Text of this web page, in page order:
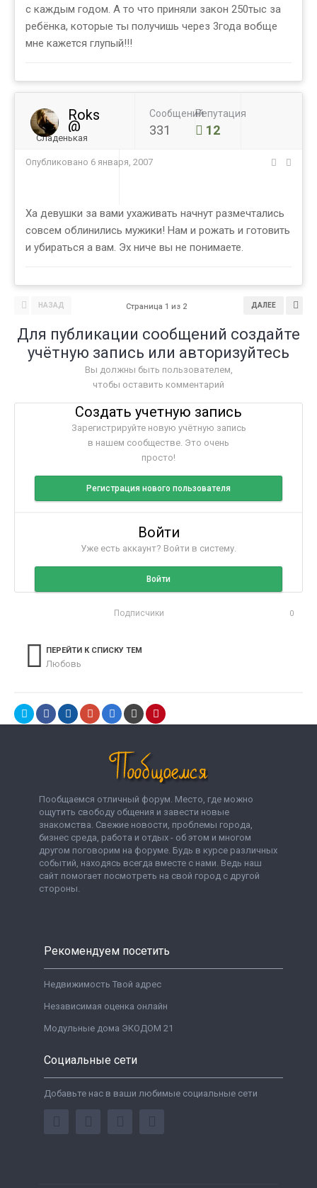
с каждым годом. А то что приняли закон 250тыс за
ребёнка, которые ты получишь через 3года вобще
мне кажется глупый!!!
Roks
@
Сладенькая
Сообщений
331
Репутация
12
Опубликовано 6 января, 2007
Ха девушки за вами ухаживать начнут размечтались
совсем облинились мужики! Нам и рожать и готовить
и убираться а вам. Эх ниче вы не понимаете.
НАЗАД ДАЛЕЕ
Страница 1 из 2
Для публикации сообщений создайте
учётную запись или авторизуйтесь
Вы должны быть пользователем,
чтобы оставить комментарий
Создать учетную запись
Зарегистрируйте новую учётную запись
в нашем сообществе. Это очень
просто!
Регистрация нового пользователя
Войти
Уже есть аккаунт? Войти в систему.
Войти
Подписчики 0
ПЕРЕЙТИ К СПИСКУ ТЕМ
Любовь
Пообщаемся отличный форум. Место, где можно
ощутить свободу общения и завести новые
знакомства. Свежие новости, проблемы города,
бизнес среда, работа и отдых - об этом и многом
другом поговорим на форуме. Будь в курсе различных
событий, находясь всегда вместе с нами. Ведь наш
сайт помогает посмотреть на свой город с другой
стороны.
Рекомендуем посетить
Недвижимость Твой адрес
Независимая оценка онлайн
Модульные дома ЭКОДОМ 21
Социальные сети
Добавьте нас в ваши любимые социальные сети